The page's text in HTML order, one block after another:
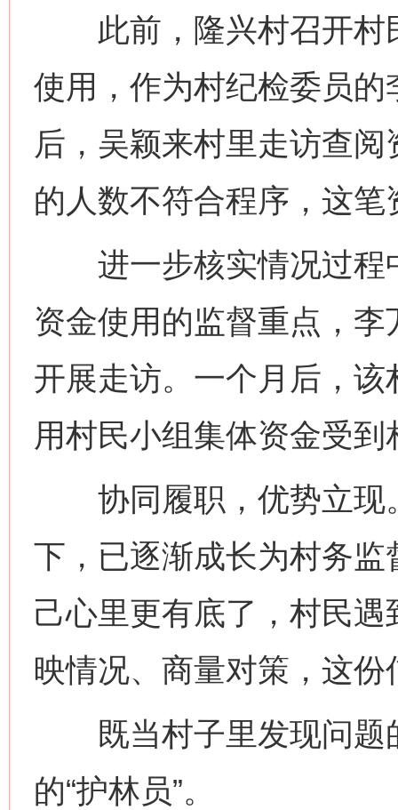
此前，隆兴村召开村
使用，作为村纪检委员
后，吴颖来村里走访查
的人数不符合程序，这
进一步核实情况过程
资金使用的监督重点，
开展走访。一个月后，
用村民小组集体资金受到
协同履职，优势立现
下，已逐渐成长为村务监
己心里更有底了，村民
映情况、商量对策，这
既当村子里发现问题
的“护林员”。